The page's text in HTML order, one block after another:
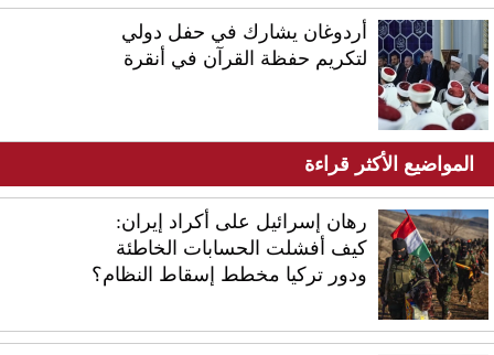
أردوغان يشارك في حفل دولي
لتكريم حفظة القرآن في أنقرة
المواضيع الأكثر قراءة
رهان إسرائيل على أكراد إيران:
كيف أفشلت الحسابات الخاطئة
ودور تركيا مخطط إسقاط النظام؟